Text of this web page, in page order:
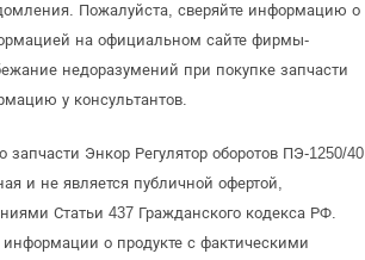
Пожалуйста, сверяйте информацию о
на официальном сайте фирмы-
недоразумений при покупке запчасти
у консультантов.
Энкор Регулятор оборотов ПЭ-1250/40
и не является публичной офертой,
Статьи 437 Гражданского кодекса РФ.
информации о продукте с фактическими